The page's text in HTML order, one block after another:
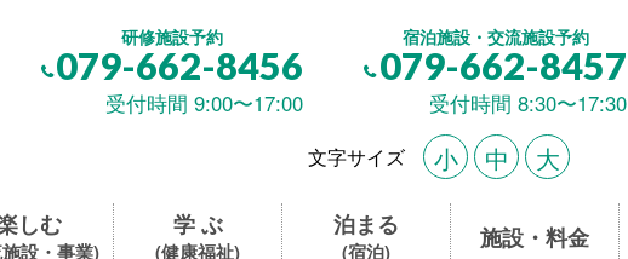
研修施設予約
079-662-8456
受付時間 9:00〜17:00
宿泊施設・交流施設予約
079-662-8457
受付時間 8:30〜17:30
文字サイズ 小 中 大
しむ
設・事業)
学 ぶ
(健康福祉)
泊まる
(宿泊) 施設・料金